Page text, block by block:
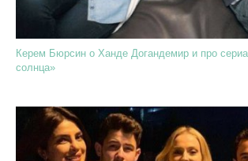
Керем Бюрсин о Ханде Догандемир и про
солнца»